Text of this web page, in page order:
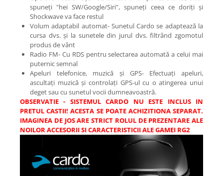
spuneți "hei SW/Google/Siri", spuneți ceea ce doriți și
Shockwave va face restul
Volum adaptabil automat- Sunetul Cardo se adaptează la
cursa dvs. și la sunetele din jurul dvs. filtrând zgomotul
produs de vânt
Radio FM- Cu RDS pentru selectarea automată a celui mai
puternic semnal
Apeluri telefonice, muzică și GPS- Efectuați apeluri,
ascultați muzică și controlați GPS-ul cu o atingerea unui
deget sau cu sunetul vocii dumneavoastră.
OBSERVATIE - SISTEMUL CARDO NU ESTE INCLUS IN
PRETUL CASTII! ACESTA SE POATE ACHIZITIONA SEPARAT.
IMAGINEA DE JOS ARE STRICT ROLUL DE PREZENTARE ALE
NOILOR ACCESORII SI CARACTERISTICII ALE GAMEI RG2